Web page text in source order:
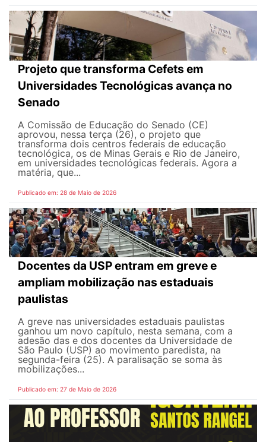
Projeto que transforma Cefets em
Universidades Tecnológicas avança no
Senado
A Comissão de Educação do Senado (CE)
aprovou, nessa terça (26), o projeto que
transforma dois centros federais de educação
tecnológica, os de Minas Gerais e Rio de Janeiro,
em universidades tecnológicas federais. Agora a
matéria, que...
Publicado em: 28 de Maio de 2026
Docentes da USP entram em greve e
ampliam mobilização nas estaduais
paulistas
A greve nas universidades estaduais paulistas
ganhou um novo capítulo, nesta semana, com a
adesão das e dos docentes da Universidade de
São Paulo (USP) ao movimento paredista, na
segunda-feira (25). A paralisação se soma às
mobilizações...
Publicado em: 27 de Maio de 2026